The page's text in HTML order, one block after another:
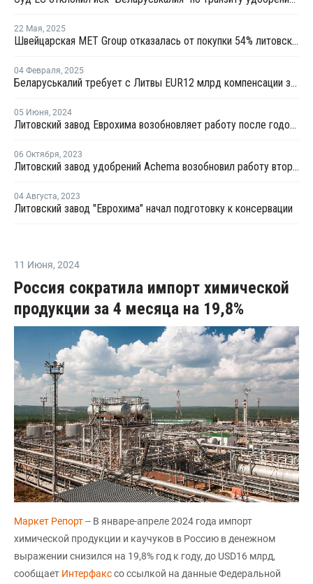
22 Мая, 2025
Швейцарская MET Group отказалась от покупки 54% литовской Achemos grupe
04 Февраля, 2025
Беларуськалий требует с Литвы EUR12 млрд компенсации за остановку транзита удобрений
05 Июня, 2024
Литовский завод Еврохима возобновляет работу после годовой консервации
06 Октября, 2023
Литовский завод удобрений Achema возобновил работу второго цеха аммиака
04 Августа, 2023
Литовский завод "Еврохима" начал подготовку к консервации
11 Июня, 2024
Россия сократила импорт химической
продукции за 4 месяца на 19,8%
Маркет Репорт-- В январе-апреле 2024 года импорт
химической продукции и каучуков в Россию в денежном
выражении снизился на 19,8% год к году, до USD16 млрд,
сообщает Интерфакссо ссылкой на данные Федеральной